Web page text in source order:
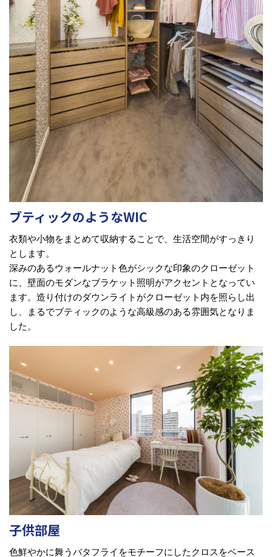
ブティックのようなWIC
衣類や小物をまとめて収納することで、生活空間がすっきり
とします。
深みのあるウォールナット色がシックな印象のクローゼット
に、壁面のモダンなブラケット照明がアクセントとなってい
ます。造り付けのダウンライトがクローゼット内を照らし出
し、まるでブティックのような高級感のある雰囲気となりま
した。
子供部屋
色鮮やかに舞うバタフライをモチーフにしたクロスをベース